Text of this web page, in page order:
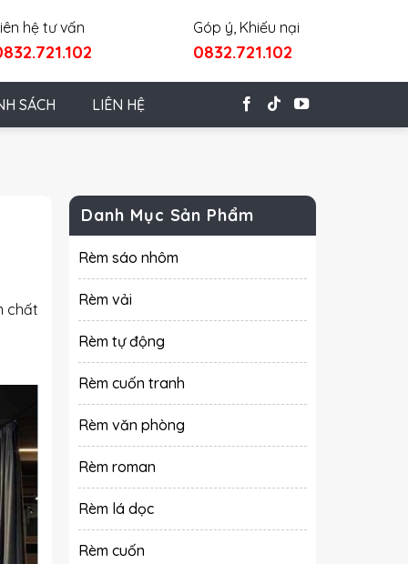
hệ tư vấn Góp ý, Khiếu nại
0832.721.102
SÁCH LIÊN HỆ
chất
Danh Mục Sản Phẩm
Rèm sáo nhôm
Rèm vải
Rèm tự động
Rèm cuốn tranh
Rèm văn phòng
Rèm roman
Rèm lá dọc
Rèm cuốn